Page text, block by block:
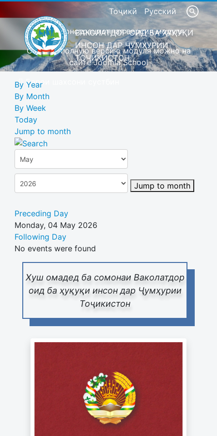
Тоҷикӣ Русский
Это демонстрационная версия модуля
Скачать полную версию модуля можно на
сайте Joomla School
Барои шахсони сустбин
ВАКОЛАТДОР ОИД БА ҲУҚУҚИ
ИНСОН ДАР ҶУМҲУРИИ
ТОҶИКИСТОН
Хуш омадед ба сомонаи Ваколатдор
оид ба ҳуқуқи инсон дар Ҷумҳурии
Тоҷикистон
By Year
By Month
By Week
Today
Jump to month
Jump to month
Preceding Day
Monday, 04 May 2026
Following Day
No events were found